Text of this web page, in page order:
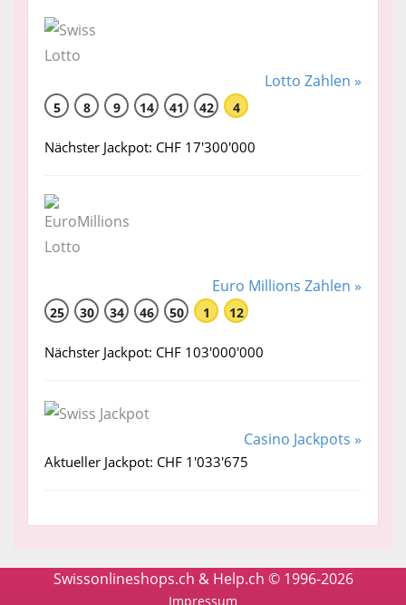
Lotto Zahlen »
5 8 9 14 41 42 4
Nächster Jackpot: CHF 17'300'000
Euro Millions Zahlen »
25 30 34 46 50 1 12
Nächster Jackpot: CHF 103'000'000
Casino Jackpots »
Aktueller Jackpot: CHF 1'033'675
Swissonlineshops.ch & Help.ch © 1996-2026
Impressum